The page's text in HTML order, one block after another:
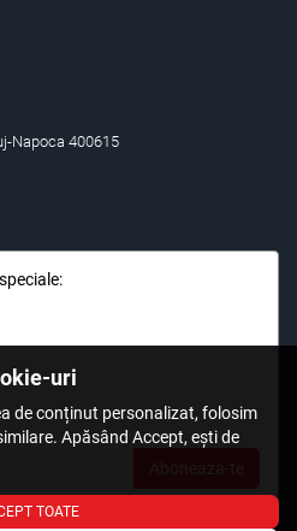
Napoca 400615
vă la newsletter astazi.
uri
de conținut personalizat, folosim
Apăsând Accept, ești de
Politica de Cookies mai multe
posibilitatea retragerii acordului.
TOATE